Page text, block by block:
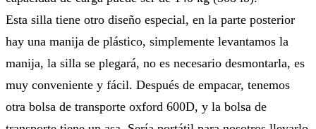
Esta silla tiene otro diseño especial, en la parte posterior
hay una manija de plástico, simplemente levantamos la
manija, la silla se plegará, no es necesario desmontarla, es
muy conveniente y fácil. Después de empacar, tenemos
otra bolsa de transporte oxford 600D, y la bolsa de